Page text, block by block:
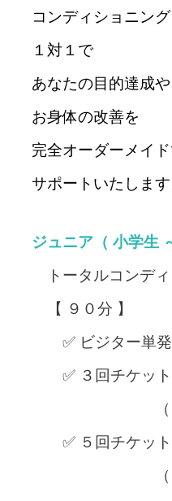
コンディショニン
１対１で
あなたの目的達成や
お身体の改善を
完全オーダーメイ
サポート いたします
ジュニア （ 小学生
トータルコンディ
【 ９０分 】
✅ ビジター単発
✅ ３回チケット
（ 7,700
✅ ５回チケット
（ 6,600